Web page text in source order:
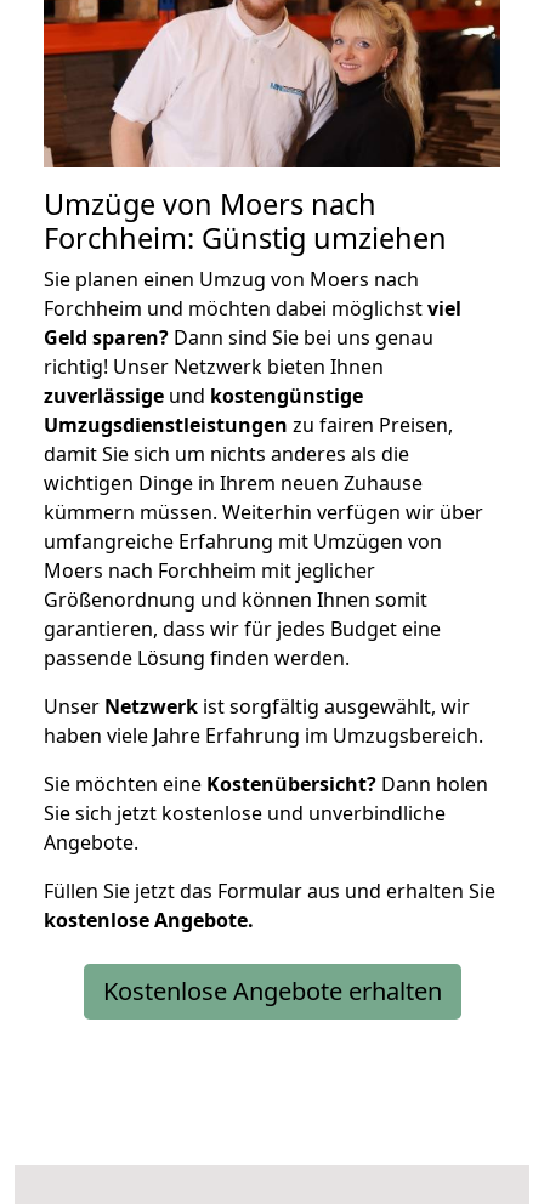
Umzüge von Moers nach
Forchheim: Günstig umziehen
Sie planen einen Umzug von Moers nach
Forchheim und möchten dabei möglichstviel
Geld sparen? Dann sind Sie bei uns genau
richtig! Unser Netzwerk bieten Ihnen
zuverlässige und kostengünstige
Umzugsdienstleistungen zu fairen Preisen,
damit Sie sich um nichts anderes als die
wichtigen Dinge in Ihrem neuen Zuhause
kümmern müssen. Weiterhin verfügen wir über
umfangreiche Erfahrung mit Umzügen von
Moers nach Forchheim mit jeglicher
Größenordnung und können Ihnen somit
garantieren, dass wir für jedes Budget eine
passende Lösung finden werden.
Unser Netzwerk ist sorgfältig ausgewählt, wir
haben viele Jahre Erfahrung im Umzugsbereich.
Sie möchten eine Kostenübersicht? Dann holen
Sie sich jetzt kostenlose und unverbindliche
Angebote.
Füllen Sie jetzt das Formular aus und erhalten Sie
kostenloseAngebote.
Kostenlose Angebote erhalten